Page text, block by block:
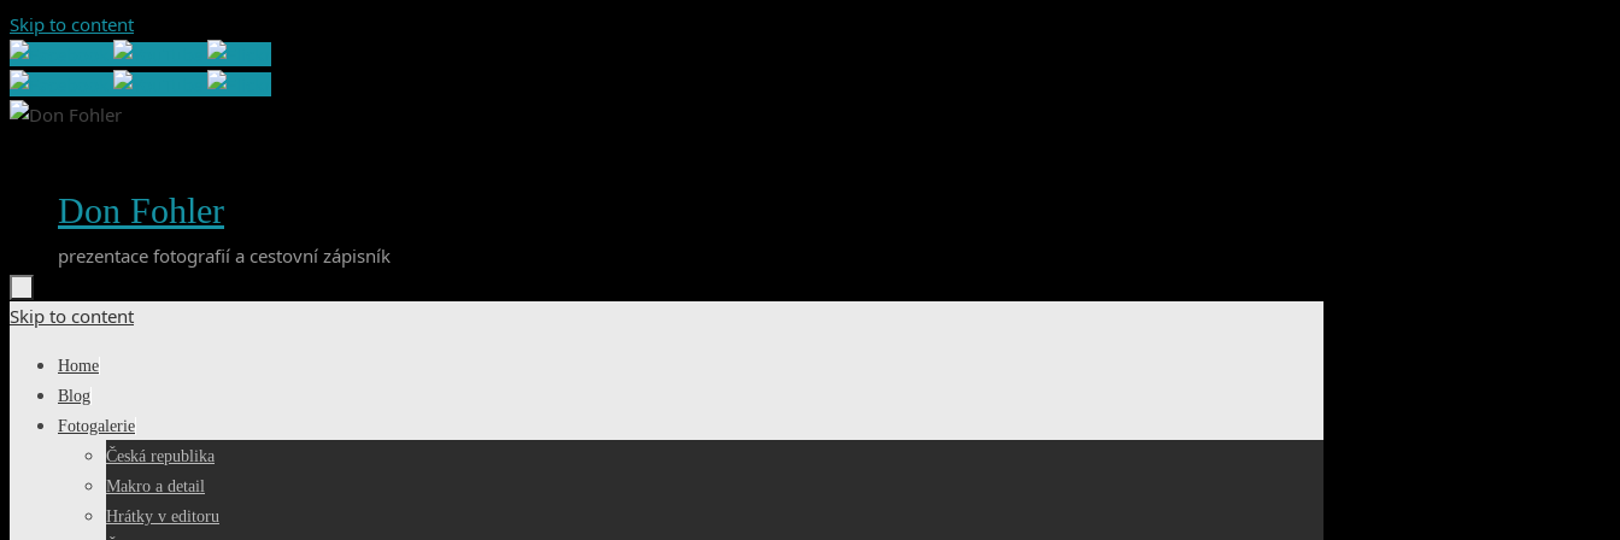
Skip to content
Don Fohler
prezentace fotografií a cestovní zápisník
Skip to content
Home
Blog
Fotogalerie
Česká republika
Makro a detail
Hrátky v editoru